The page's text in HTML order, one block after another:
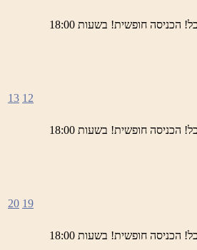
ימי חמישי באתר השחזור בראש פינה מוזמנים לחוויה תרבותית, להנות מהיופי של ראש פינה העתיקה, עם שלל גלריות, דוכנים, הופעות חיות, בירה, ופעילות לילדים ואוכל! הכניסה חופשית! בשעות 18:00
ימי חמישי באתר השחזור בראש פינה מוזמנים לחוויה תרבותית, להנות מהיופי של ראש פינה העתיקה, עם שלל גלריות, דוכנים, הופעות חיות, בירה, ופעילות לילדים ואוכל! הכניסה חופשית! בשעות 18:00
12
13
ימי חמישי באתר השחזור בראש פינה מוזמנים לחוויה תרבותית, להנות מהיופי של ראש פינה העתיקה, עם שלל גלריות, דוכנים, הופעות חיות, בירה, ופעילות לילדים ואוכל! הכניסה חופשית! בשעות 18:00
19
20